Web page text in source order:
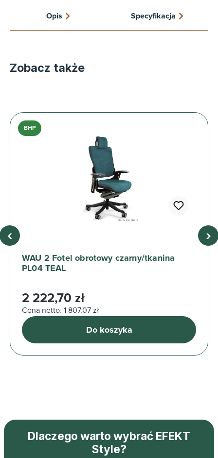
Opis Specyfikacja
Zobacz także
WAU 2 Fotel obrotowy czarny/tkanina
PL04 TEAL
BHP
Cena regularna:
2 222,70 zł
Cena netto: 1 807,07 zł
Do koszyka
‹ ›
Dlaczego warto wybrać EFEKT
Style?